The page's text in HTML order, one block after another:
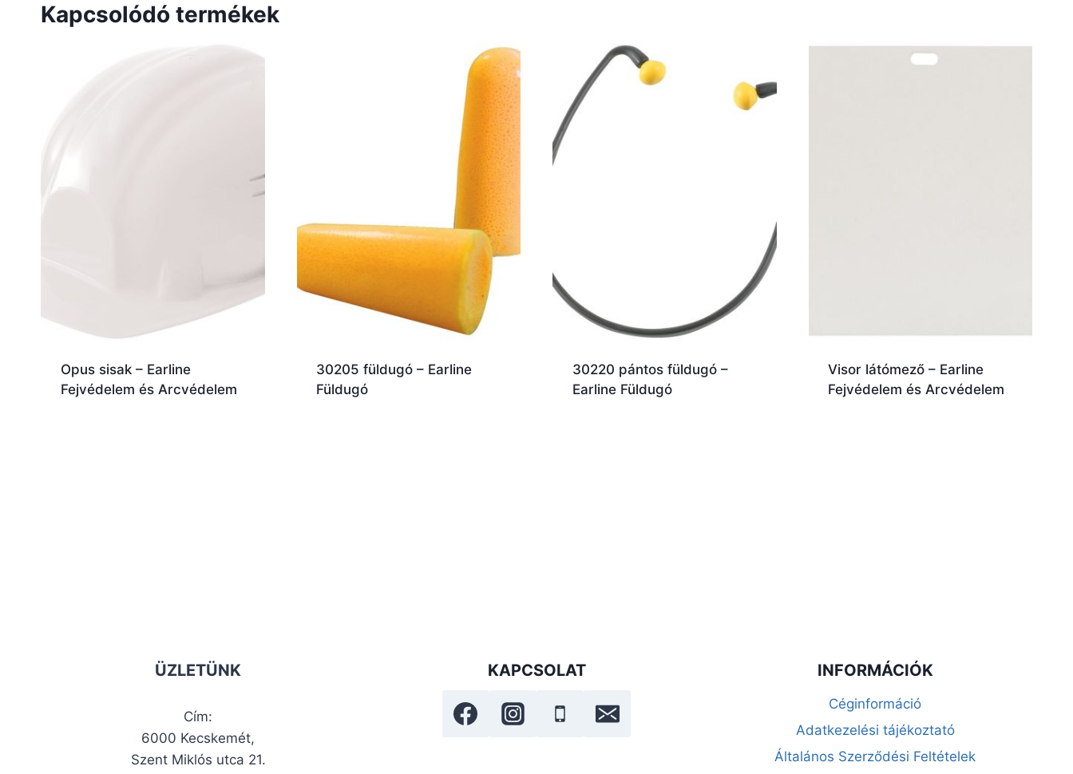
Kapcsolódó termékek
Opus sisak – Earline
Fejvédelem és Arcvédelem
30205 füldugó – Earline
Füldugó
30220 pántos füldugó –
Earline Füldugó
Visor látómező – Earline
Fejvédelem és Arcvédelem
ÜZLETÜNK
Cím:
6000 Kecskemét,
Szent Miklós utca 21.
KAPCSOLAT INFORMÁCIÓK
Céginformáció
Adatkezelési tájékoztató
Általános Szerződési Feltételek